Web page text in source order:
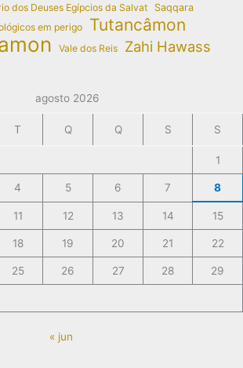
dos Deuses Egípcios da Salvat
Saqqara
em perigo
Tutancâmon
Vale dos Reis Zahi Hawass
agosto 2026
T Q Q S S
1
4 5 6 7 8
11 12 13 14 15
18 19 20 21 22
25 26 27 28 29
« jun